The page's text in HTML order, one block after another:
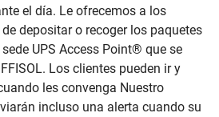
el día. Le ofrecemos a los
depositar o recoger los paquetes
UPS Access Point® que se
Los clientes pueden ir y
les convenga Nuestro
incluso una alerta cuando su